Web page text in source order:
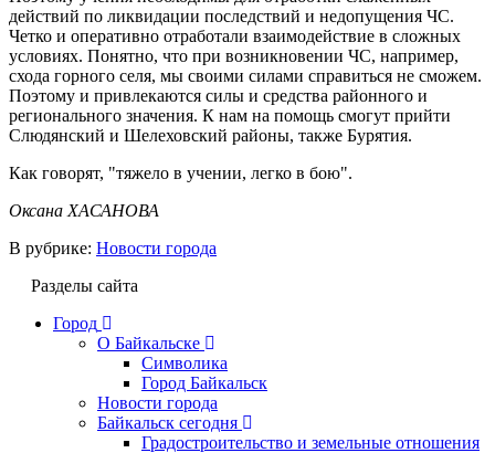
действий по ликвидации последствий и недопущения ЧС.
Четко и оперативно отработали взаимодействие в сложных
условиях. Понятно, что при возникновении ЧС, например,
схода горного селя, мы своими силами справиться не сможем.
Поэтому и привлекаются силы и средства районного и
регионального значения. К нам на помощь смогут прийти
Слюдянский и Шелеховский районы, также Бурятия.
Как говорят, "тяжело в учении, легко в бою".
Оксана ХАСАНОВА
В рубрике: Новости города
Разделы сайта
Город
О Байкальске
Символика
Город Байкальск
Новости города
Байкальск сегодня
Градостроительство и земельные отношения